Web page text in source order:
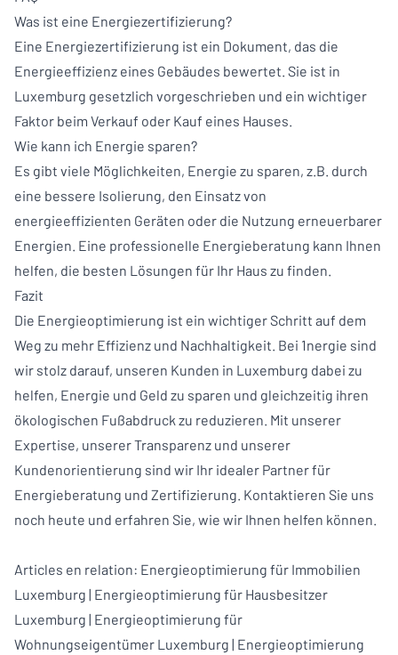
Was ist eine Energiezertifizierung?
Eine Energiezertifizierung ist ein Dokument, das die
Energieeffizienz eines Gebäudes bewertet. Sie ist in
Luxemburg gesetzlich vorgeschrieben und ein wichtiger
Faktor beim Verkauf oder Kauf eines Hauses.
Wie kann ich Energie sparen?
Es gibt viele Möglichkeiten, Energie zu sparen, z.B. durch
eine bessere Isolierung, den Einsatz von
energieeffizienten Geräten oder die Nutzung erneuerbarer
Energien. Eine professionelle Energieberatung kann Ihnen
helfen, die besten Lösungen für Ihr Haus zu finden.
Fazit
Die Energieoptimierung ist ein wichtiger Schritt auf dem
Weg zu mehr Effizienz und Nachhaltigkeit. Bei 1nergie sind
wir stolz darauf, unseren Kunden in Luxemburg dabei zu
helfen, Energie und Geld zu sparen und gleichzeitig ihren
ökologischen Fußabdruck zu reduzieren. Mit unserer
Expertise, unserer Transparenz und unserer
Kundenorientierung sind wir Ihr idealer Partner für
Energieberatung und Zertifizierung. Kontaktieren Sie uns
noch heute und erfahren Sie, wie wir Ihnen helfen können.
Articles en relation: Energieoptimierung für Immobilien
Luxemburg | Energieoptimierung für Hausbesitzer
Luxemburg | Energieoptimierung für
Wohnungseigentümer Luxemburg | Energieoptimierung